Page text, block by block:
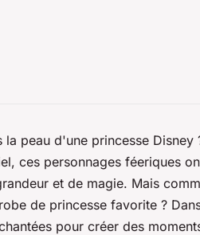
peau d'une princesse Disney
ces personnages féeriques
et de magie. Mais
de princesse favorite ?
pour créer des